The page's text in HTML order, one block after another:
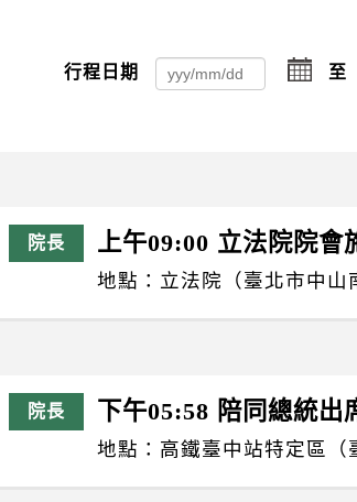
行程日期
選
擇
至
上午09:00 立法院院會
地點：立法院（臺北市中山
下午05:58 陪同總統出
地點：高鐵臺中站特定區（